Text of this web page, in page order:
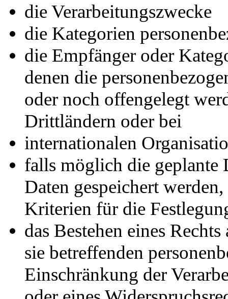
die Verarbeitungszwecke
die Kategorien
die Empfänger oder
denen die
oder noch offengelegt
Drittländern oder bei
internationalen
falls möglich die geplante
Daten gespeichert
Kriterien für die
das Bestehen eines
sie betreffenden
Einschränkung der